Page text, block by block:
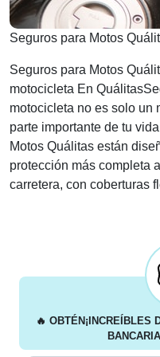
Seguros para Motos
Seguros para Motos
motocicleta En
motocicleta no es solo un
parte importante de tu
Motos Quálitas están
protección más completa
carretera, con coberturas
🔥 OBTÉN¡INCREÍBLES